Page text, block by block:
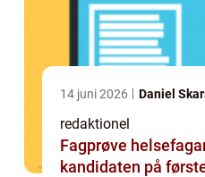
14 juni 2026 Daniel
redaktionel
Fagprøve helsefagarbeider
kandidaten på